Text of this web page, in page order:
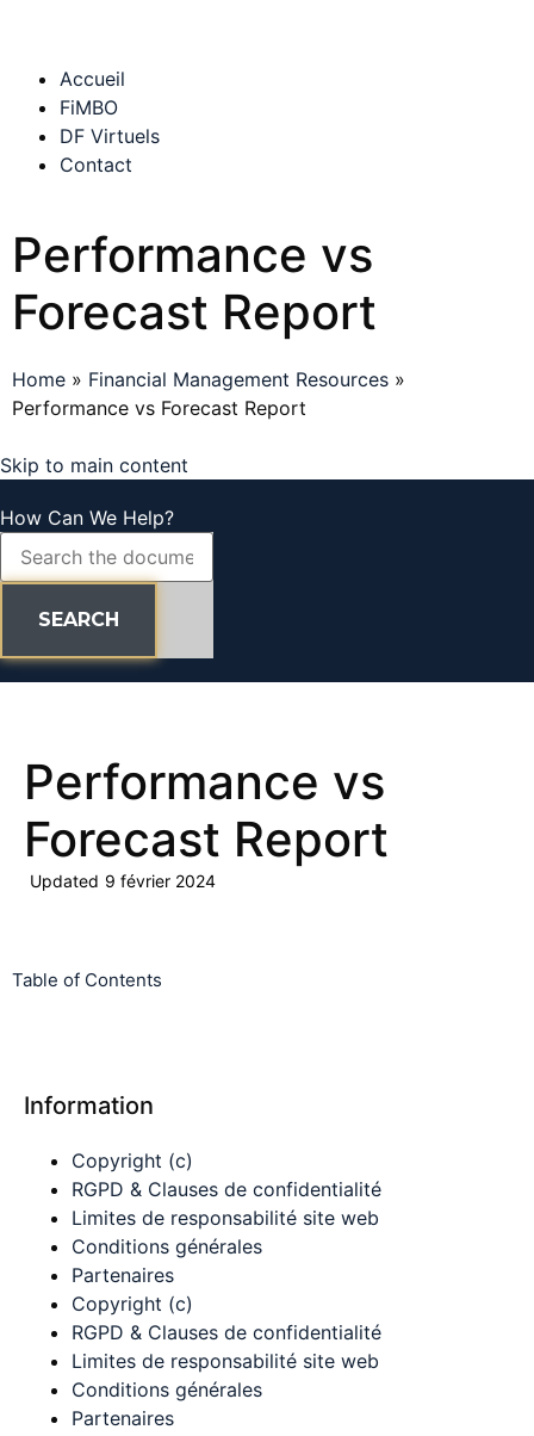
Accueil
FiMBO
DF Virtuels
Contact
Performance vs
Forecast Report
Home » Financial Management Resources »
Performance vs Forecast Report
Skip to main content
How Can We Help?
SEARCH
Performance vs
Forecast Report
Updated 9 février 2024
Table of Contents
Information
Copyright (c)
RGPD & Clauses de confidentialité
Limites de responsabilité site web
Conditions générales
Partenaires
Copyright (c)
RGPD & Clauses de confidentialité
Limites de responsabilité site web
Conditions générales
Partenaires